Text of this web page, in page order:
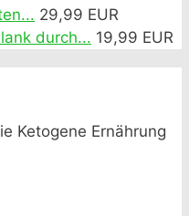
29,99 EUR
durch... 19,99 EUR
Ketogene Ernährung